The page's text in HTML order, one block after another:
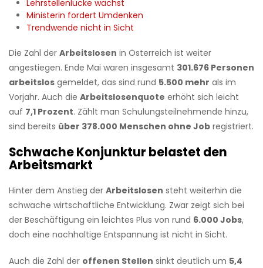
Lehrstellenlücke wächst
Ministerin fordert Umdenken
Trendwende nicht in Sicht
Die Zahl der Arbeitslosen in Österreich ist weiter
angestiegen. Ende Mai waren insgesamt 301.676 Personen
arbeitslos gemeldet, das sind rund 5.500 mehr als im
Vorjahr. Auch die Arbeitslosenquote erhöht sich leicht
auf 7,1 Prozent. Zählt man Schulungsteilnehmende hinzu,
sind bereits über 378.000 Menschen ohne Job registriert.
Schwache Konjunktur belastet den
Arbeitsmarkt
Hinter dem Anstieg der Arbeitslosen steht weiterhin die
schwache wirtschaftliche Entwicklung. Zwar zeigt sich bei
der Beschäftigung ein leichtes Plus von rund 6.000 Jobs,
doch eine nachhaltige Entspannung ist nicht in Sicht.
Auch die Zahl der offenen Stellen sinkt deutlich um 5,4